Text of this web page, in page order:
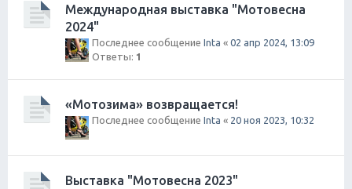
Международная выставка "Мотовесна
2024"
Последнее сообщение Inta « 02 апр 2024, 13:09
Ответы: 1
«Мотозима» возвращается!
Последнее сообщение Inta « 20 ноя 2023, 10:32
Выставка "Мотовесна 2023"